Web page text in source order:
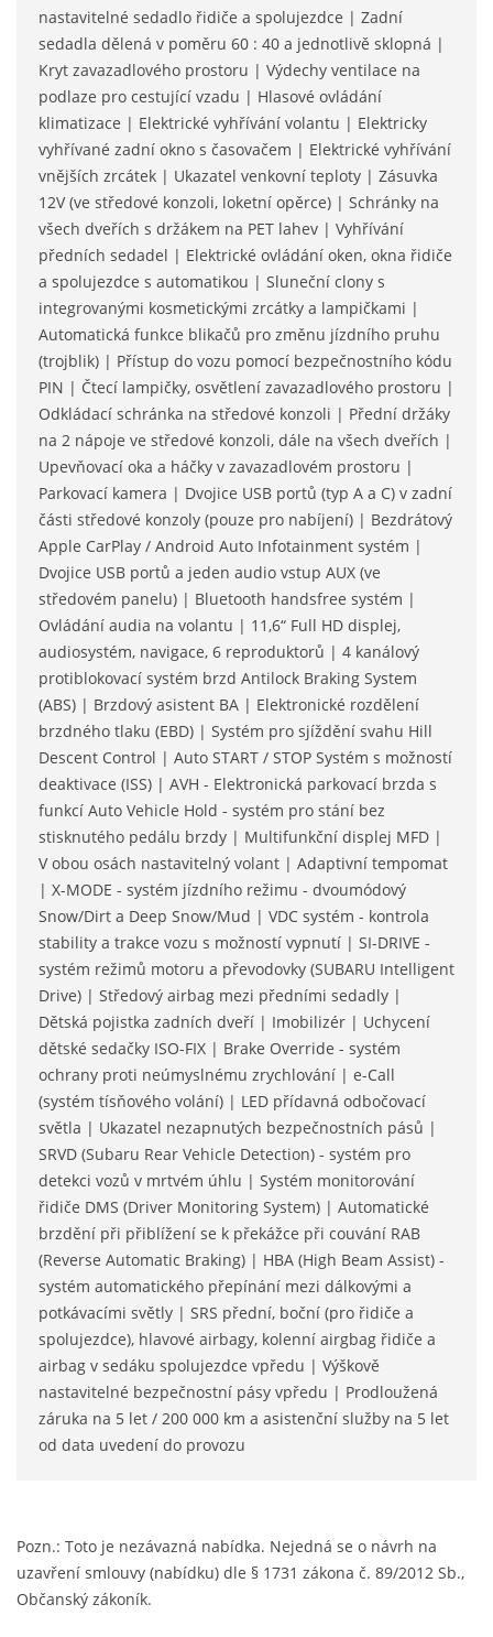
nastavitelné sedadlo řidiče a spolujezdce | Zadní
sedadla dělená v poměru 60 : 40 a jednotlivě sklopná |
Kryt zavazadlového prostoru | Výdechy ventilace na
podlaze pro cestující vzadu | Hlasové ovládání
klimatizace | Elektrické vyhřívání volantu | Elektricky
vyhřívané zadní okno s časovačem | Elektrické vyhřívání
vnějších zrcátek | Ukazatel venkovní teploty | Zásuvka
12V (ve středové konzoli, loketní opěrce) | Schránky na
všech dveřích s držákem na PET lahev | Vyhřívání
předních sedadel | Elektrické ovládání oken, okna řidiče
a spolujezdce s automatikou | Sluneční clony s
integrovanými kosmetickými zrcátky a lampičkami |
Automatická funkce blikačů pro změnu jízdního pruhu
(trojblik) | Přístup do vozu pomocí bezpečnostního kódu
PIN | Čtecí lampičky, osvětlení zavazadlového prostoru |
Odkládací schránka na středové konzoli | Přední držáky
na 2 nápoje ve středové konzoli, dále na všech dveřích |
Upevňovací oka a háčky v zavazadlovém prostoru |
Parkovací kamera | Dvojice USB portů (typ A a C) v zadní
části středové konzoly (pouze pro nabíjení) | Bezdrátový
Apple CarPlay / Android Auto Infotainment systém |
Dvojice USB portů a jeden audio vstup AUX (ve
středovém panelu) | Bluetooth handsfree systém |
Ovládání audia na volantu | 11,6“ Full HD displej,
audiosystém, navigace, 6 reproduktorů | 4 kanálový
protiblokovací systém brzd Antilock Braking System
(ABS) | Brzdový asistent BA | Elektronické rozdělení
brzdného tlaku (EBD) | Systém pro sjíždění svahu Hill
Descent Control | Auto START / STOP Systém s možností
deaktivace (ISS) | AVH - Elektronická parkovací brzda s
funkcí Auto Vehicle Hold - systém pro stání bez
stisknutého pedálu brzdy | Multifunkční displej MFD |
V obou osách nastavitelný volant | Adaptivní tempomat
| X-MODE - systém jízdního režimu - dvoumódový
Snow/Dirt a Deep Snow/Mud | VDC systém - kontrola
stability a trakce vozu s možností vypnutí | SI-DRIVE -
systém režimů motoru a převodovky (SUBARU Intelligent
Drive) | Středový airbag mezi předními sedadly |
Dětská pojistka zadních dveří | Imobilizér | Uchycení
dětské sedačky ISO-FIX | Brake Override - systém
ochrany proti neúmyslnému zrychlování | e-Call
(systém tísňového volání) | LED přídavná odbočovací
světla | Ukazatel nezapnutých bezpečnostních pásů |
SRVD (Subaru Rear Vehicle Detection) - systém pro
detekci vozů v mrtvém úhlu | Systém monitorování
řidiče DMS (Driver Monitoring System) | Automatické
brzdění při přiblížení se k překážce při couvání RAB
(Reverse Automatic Braking) | HBA (High Beam Assist) -
systém automatického přepínání mezi dálkovými a
potkávacími světly | SRS přední, boční (pro řidiče a
spolujezdce), hlavové airbagy, kolenní airgbag řidiče a
airbag v sedáku spolujezdce vpředu | Výškově
nastavitelné bezpečnostní pásy vpředu | Prodloužená
záruka na 5 let / 200 000 km a asistenční služby na 5 let
od data uvedení do provozu
Pozn.: Toto je nezávazná nabídka. Nejedná se o návrh na
uzavření smlouvy (nabídku) dle § 1731 zákona č. 89/2012 Sb.,
Občanský zákoník.